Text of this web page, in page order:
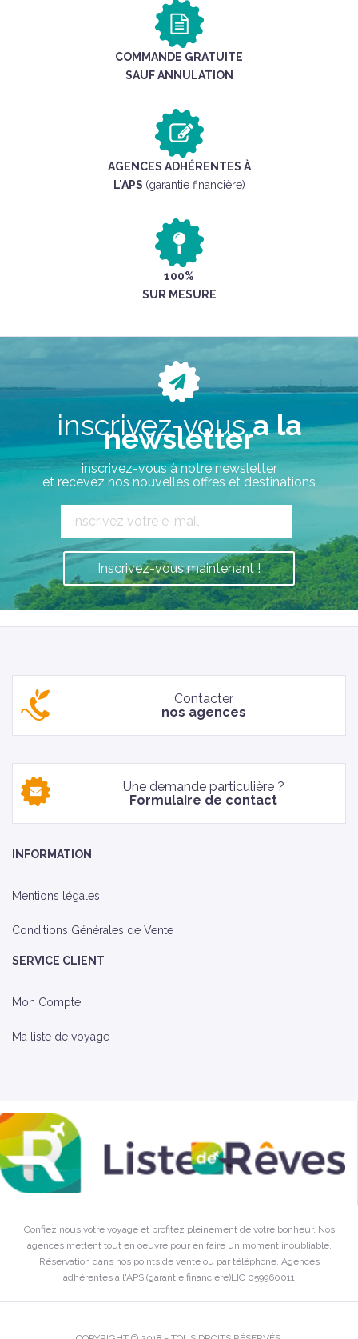
COMMANDE GRATUITE
SAUF ANNULATION
AGENCES ADHÉRENTES À
L'APS (garantie financière)
100%
SUR MESURE
inscrivez-vousa la
newsletter
inscrivez-vous à notre newsletter
et recevez nos nouvelles offres et destinations
`
Inscrivez-vous maintenant !
Contacter
nos agences
Une demande particulière ?
Formulaire de contact
INFORMATION
Mentions légales
Conditions Générales de Vente
SERVICE CLIENT
Mon Compte
Ma liste de voyage
Confiez nous votre voyage et profitez pleinement de votre bonheur. Nos
agences mettent tout en oeuvre pour en faire un moment inoubliable.
Réservation dans nos points de vente ou par téléphone. Agences
adhérentes à l'APS (garantie financière)LIC 059960011